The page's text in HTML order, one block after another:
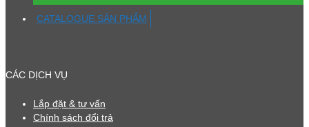
CATALOGUE SẢN PHẨM
CÁC DỊCH VỤ
Lắp đặt & tư vấn
Chính sách đổi trả